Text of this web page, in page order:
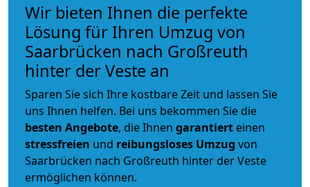
Wir bieten Ihnen die perfekte
Lösung für Ihren Umzug von
Saarbrücken nach Großreuth
hinter der Veste an
Sparen Sie sich Ihre kostbare Zeit und lassen Sie
uns Ihnen helfen. Bei uns bekommen Sie die
besten Angebote, die Ihnen garantiert einen
stressfreien und reibungsloses Umzug von
Saarbrücken nach Großreuth hinter der Veste
ermöglichen können.